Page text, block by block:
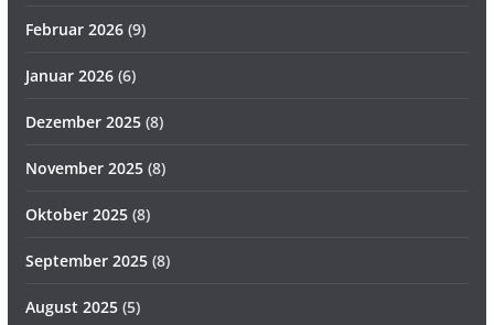
Februar 2026(9)
Januar 2026(6)
Dezember 2025(8)
November 2025(8)
Oktober 2025(8)
September 2025(8)
August 2025(5)